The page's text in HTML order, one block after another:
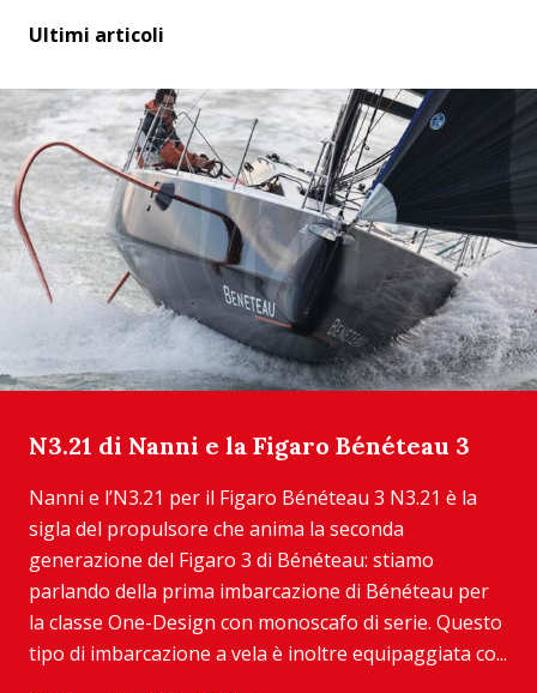
Ultimi articoli
N3.21 di Nanni e la Figaro Bénéteau 3
Nanni e l’N3.21 per il Figaro Bénéteau 3 N3.21 è la
sigla del propulsore che anima la seconda
generazione del Figaro 3 di Bénéteau: stiamo
parlando della prima imbarcazione di Bénéteau per
la classe One-Design con monoscafo di serie. Questo
tipo di imbarcazione a vela è inoltre equipaggiata co...